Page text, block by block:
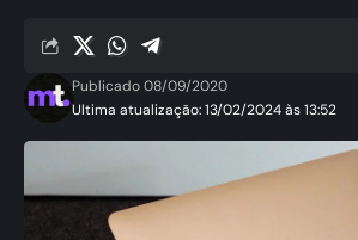
Ultima atualização: 13/02/2024 às 13:52
Publicado 08/09/2020